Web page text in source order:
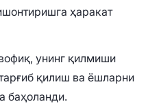
ҳаракат
унинг қилмиши
қилиш ва ёшларни
баҳоланди.